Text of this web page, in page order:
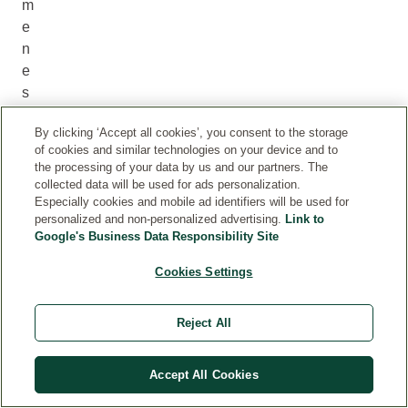
m
e
n
e
s
By clicking ‘Accept all cookies’, you consent to the storage
of cookies and similar technologies on your device and to
the processing of your data by us and our partners. The
collected data will be used for ads personalization.
Especially cookies and mobile ad identifiers will be used for
personalized and non-personalized advertising. Link to
Google's Business Data Responsibility Site
Cookies Settings
Reject All
Accept All Cookies